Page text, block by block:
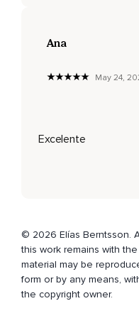
Todas esas experiencias,
Escuchar,
Entender,
Responder.
Ana
May 24,
Excelente
© 2026 Elías Berntsson.
this work remains with
material may be
form or by any means,
the copyright owner.